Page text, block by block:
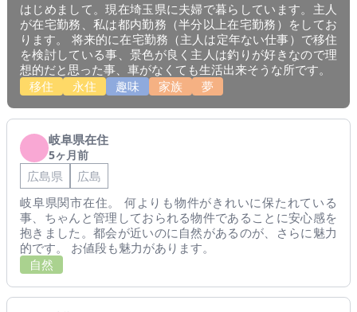
はじめまして。現在埼玉県に夫婦で暮らしています。主人
が在宅勤務、私は都内勤務（半分以上在宅勤務）をしてお
ります。 将来的に在宅勤務（主人は定年ない仕事）で移住
を検討している事、景色が良く主人は釣りが好きなので理
想的だと思った事、車がなくても生活出来そうな所です。
移住
永住 趣味 家族 夢
岐阜県在住
5ヶ月前
広島県
広島
岐阜県関市在住。 何よりも物件がきれいに保たれている
事、ちゃんと管理しておられる物件であることに安心感を
抱きました。都会が近いのに自然があるのが、さらに魅力
的です。 お値段も魅力があります。
自然